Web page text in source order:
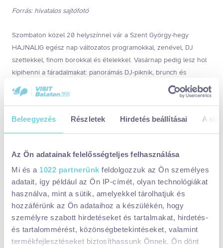
Beleegyezés Részletek Hirdetés beállításai A
Az Ön adatainak felelősségteljes felhasználása
Mi és a 1022 partnerünk feldolgozzuk az Ön személyes
adatait, így például az Ön IP-címét, olyan technológiákat
használva, mint a sütik, amelyekkel tárolhatjuk és
hozzáférünk az Ön adataihoz a készülékén, hogy
személyre szabott hirdetéseket és tartalmakat, hirdetés-
és tartalommérést, közönségbetekintéseket, valamint
termékfejlesztéseket biztosíthassunk Önnek. Ön dönt
Forrás: hivatalos sajtófotó
Szombaton közel 20 helyszínnel vár a Szent György-hegy
HAJNALIG egész nap változatos programokkal, zenével, DJ
szettekkel, finom borokkal és ételekkel. Vasárnap pedig lesz hol
kipihenni a fáradalmakat: panorámás DJ-piknik, brunch és
bőséges ebéd is várja a hajnaligozókat.
A HelloParks támogatásának köszönhetően idén fényesebb lesz
utak, így még varázslatosabb környezetben kalandozhatunk
majd, egészen hajnali 1-ig.
Jegyek az alábbi linken kaphatók!
Maradjatok több napig a Szent György-hegyen
Érkezhettek a hegyre kerékpárral is, ebben az esetben legyen a
bringán világítás, jó fékek, ne felejtsétek el a sisakot sem.
Vasútállomás néhány kilométerre található a rendezvény
helyszínétől, ha autóval jöttök, a 71-es útról lehajtva még a hegy